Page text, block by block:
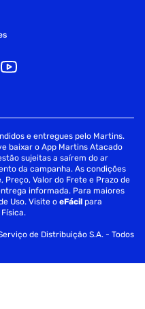
e entregues pelo Martins.
baixar o App Martins Atacado
sujeitas a saírem do ar
da campanha. As condições
Preço, Valor do Frete e Prazo de
informada. Para maiores
Uso. Visite oeFácil para
de Distribuição S.A. - Todos